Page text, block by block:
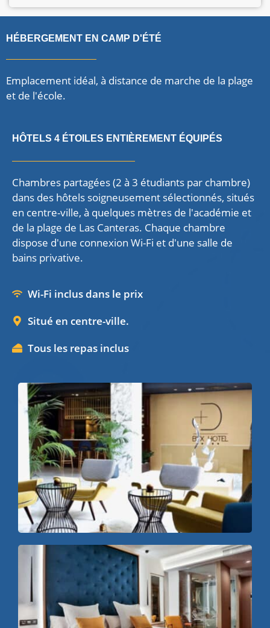
HÉBERGEMENT EN CAMP D'ÉTÉ
Emplacement idéal, à distance de marche de la plage
et de l'école.
HÔTELS 4 ÉTOILES ENTIÈREMENT ÉQUIPÉS
Chambres partagées (2 à 3 étudiants par chambre)
dans des hôtels soigneusement sélectionnés, situés
en centre-ville, à quelques mètres de l'académie et
de la plage de Las Canteras. Chaque chambre
dispose d'une connexion Wi-Fi et d'une salle de
bains privative.
Wi-Fi inclus dans le prix
Situé en centre-ville.
Tous les repas inclus